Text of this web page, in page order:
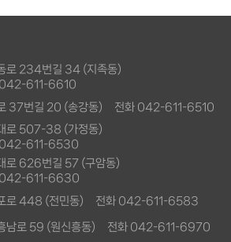
로 234번길 34 (지족동)
042-611-6610
37번길 20 (송강동) 전화 042-611-6510
로 507-38 (가정동)
042-611-6530
로 626번길 57 (구암동)
042-611-6630
로 448 (전민동) 전화 042-611-6583
남로 59 (원신흥동) 전화 042-611-6970